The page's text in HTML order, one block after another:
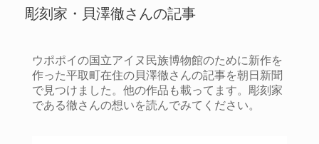
彫刻家・貝澤徹さんの記事
ウポポイの国立アイヌ民族博物館のために新作を
作った平取町在住の貝澤徹さんの記事を朝日新聞
で見つけました。他の作品も載ってます。彫刻家
である徹さんの想いを読んでみてください。